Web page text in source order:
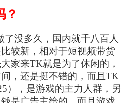
？
没多久，国内就千八百人
较新，相对于短视频带货
家来TK就是为了休闲的，
，还是挺不错的，而且TK
），是游戏的主力人群，另